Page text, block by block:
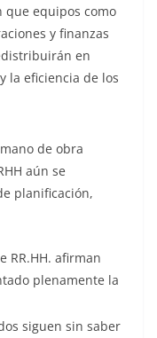
que equipos como
y finanzas
en
la eficiencia de los
de obra
aún se
planificación,
RR.HH. afirman
plenamente la
siguen sin saber